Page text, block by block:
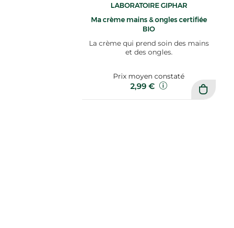
LABORATOIRE GIPHAR
Ma crème mains & ongles certifiée
BIO
La crème qui prend soin des mains
et des ongles.
Prix moyen constaté
2,99 €